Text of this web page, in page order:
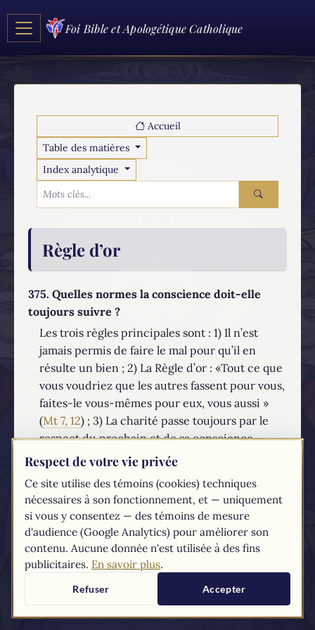
Foi Bible et Apologétique Catholique
Accueil
Table des matières
Index analytique
Règle d’or
375. Quelles normes la conscience doit-elle
toujours suivre ?
Les trois règles principales sont : 1) Il n’est
jamais permis de faire le mal pour qu’il en
résulte un bien ; 2) La Règle d’or : «Tout ce que
vous voudriez que les autres fassent pour vous,
faites-le vous-mêmes pour eux, vous aussi »
(Mt 7, 12) ; 3) La charité passe toujours par le
respect du prochain et de sa conscience,
même si cela ne signifie pas accepter comme
un bien ce qui est objectivement un mal.
EN SAVOIR PLUS...
Les textes du Compendiumdu catéchisme de l'Église catholique sont
tirés dusite du Vatican
Respect de votre vie privée
Ce site utilise des témoins (cookies) techniques
nécessaires à son fonctionnement, et — uniquement
si vous y consentez — des témoins de mesure
d'audience (Google Analytics) pour améliorer son
contenu. Aucune donnée n'est utilisée à des fins
publicitaires. En savoir plus.
Refuser Accepter